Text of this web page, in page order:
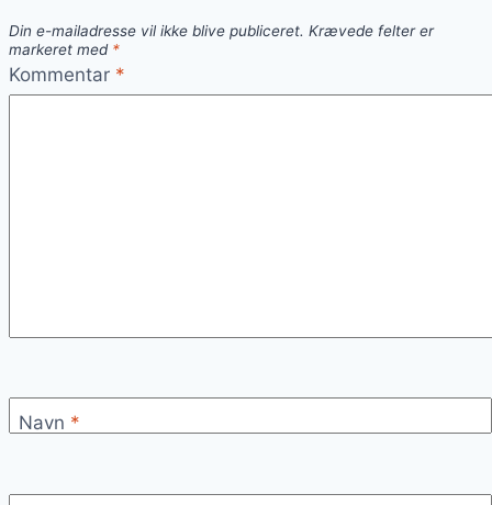
Din e-mailadresse vil ikke blive publiceret. Krævede felter er
markeret med *
Kommentar *
Navn *